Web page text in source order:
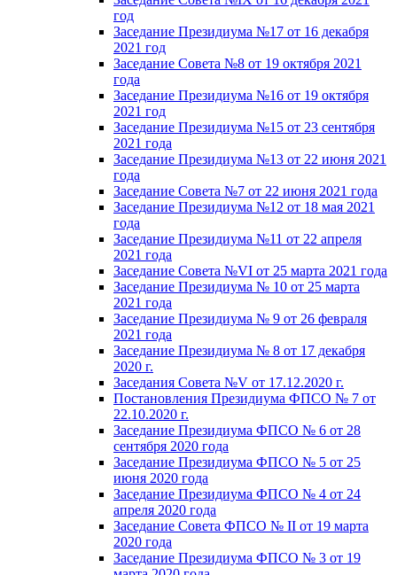
год
Заседание Президиума №17 от 16 декабря
2021 год
Заседание Совета №8 от 19 октября 2021
года
Заседание Президиума №16 от 19 октября
2021 год
Заседание Президиума №15 от 23 сентября
2021 года
Заседание Президиума №13 от 22 июня 2021
года
Заседание Совета №7 от 22 июня 2021 года
Заседание Президиума №12 от 18 мая 2021
года
Заседание Президиума №11 от 22 апреля
2021 года
Заседание Совета №VI от 25 марта 2021 года
Заседание Президиума № 10 от 25 марта
2021 года
Заседание Президиума № 9 от 26 февраля
2021 года
Заседание Президиума № 8 от 17 декабря
2020 г.
Заседания Совета №V от 17.12.2020 г.
Постановления Президиума ФПСО № 7 от
22.10.2020 г.
Заседание Президиума ФПСО № 6 от 28
сентября 2020 года
Заседание Президиума ФПСО № 5 от 25
июня 2020 года
Заседание Президиума ФПСО № 4 от 24
апреля 2020 года
Заседание Совета ФПСО № II от 19 марта
2020 года
Заседание Президиума ФПСО № 3 от 19